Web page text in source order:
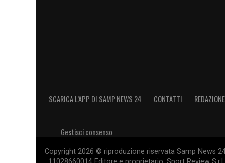
SCARICA L’APP DI SAMP NEWS 24 CONTATTI REDAZIONE
Gestisci consenso
Copyright 2026 © riproduzione riservata Samp News